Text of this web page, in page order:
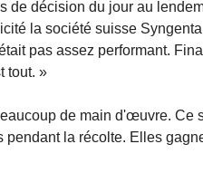
de décision du jour au
la société suisse
pas assez performant.
tout. »
de main d'œuvre. Ce
la récolte. Elles